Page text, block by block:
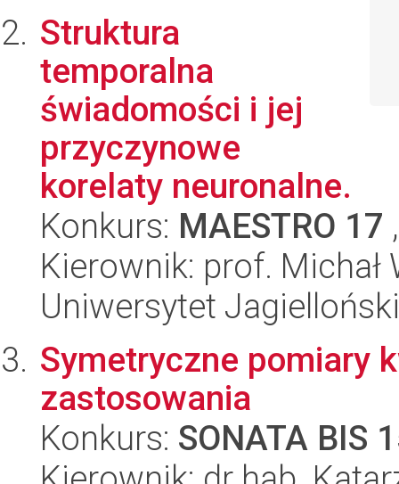
Struktura
temporalna
świadomości i jej
przyczynowe
korelaty neuronalne.
Konkurs: MAESTRO 17
Kierownik: prof. Michał
Uniwersytet Jagielloński
Symetryczne pomiary
zastosowania
Konkurs: SONATA BIS